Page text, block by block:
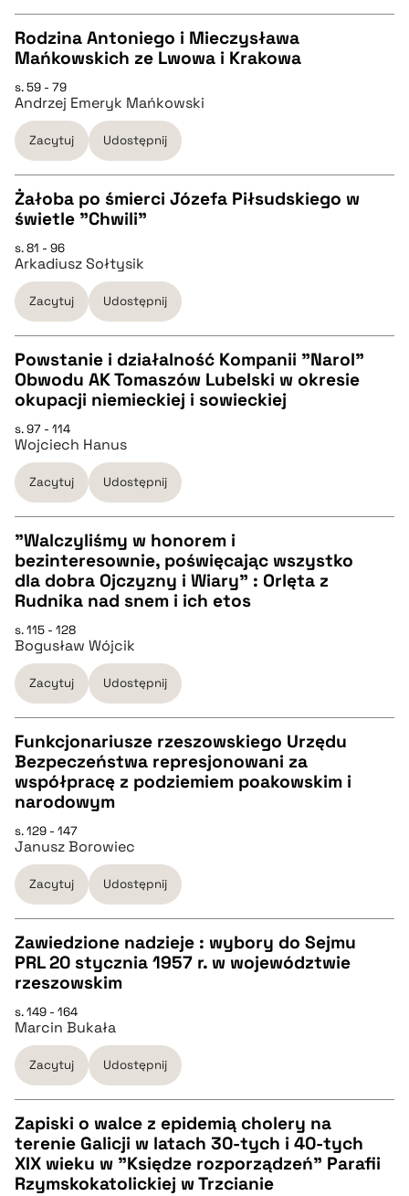
pobierz cytat
pobierz cytat
BIBTEX
Rodzina Antoniego i Mieczysława
Mańkowskich ze Lwowa i Krakowa
s. 59 - 79
Andrzej Emeryk Mańkowski
Zacytuj Udostępnij
pobierz cytat
BIBTEX
pobierz cytat
Żałoba po śmierci Józefa Piłsudskiego w
świetle "Chwili"
s. 81 - 96
Arkadiusz Sołtysik
Zacytuj Udostępnij
CZYSTY TEKST
pobierz cytat
BIBTEX
pobierz cytat
Powstanie i działalność Kompanii "Narol"
Obwodu AK Tomaszów Lubelski w okresie
okupacji niemieckiej i sowieckiej
s. 97 - 114
Wojciech Hanus
Zacytuj Udostępnij
CZYSTY TEKST
pobierz cytat
BIBTEX
pobierz cytat
"Walczyliśmy w honorem i
bezinteresownie, poświęcając wszystko
dla dobra Ojczyzny i Wiary" : Orlęta z
Rudnika nad snem i ich etos
s. 115 - 128
Bogusław Wójcik
Zacytuj Udostępnij
CZYSTY TEKST
pobierz cytat
BIBTEX
pobierz cytat
Funkcjonariusze rzeszowskiego Urzędu
Bezpeczeństwa represjonowani za
współpracę z podziemiem poakowskim i
narodowym
s. 129 - 147
Janusz Borowiec
Zacytuj Udostępnij
CZYSTY TEKST
pobierz cytat
BIBTEX
pobierz cytat
Zawiedzione nadzieje : wybory do Sejmu
PRL 20 stycznia 1957 r. w województwie
rzeszowskim
s. 149 - 164
Marcin Bukała
Zacytuj Udostępnij
CZYSTY TEKST
Zapiski o walce z epidemią cholery na
terenie Galicji w latach 30-tych i 40-tych
XIX wieku w "Księdze rozporządzeń" Parafii
Rzymskokatolickiej w Trzcianie